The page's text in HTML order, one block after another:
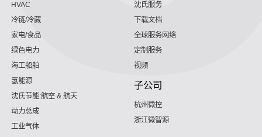
HVAC
冷链/冷藏
家电/食品
绿色电力
海工船舶
氢能源
沈氏节能:航空 & 航天
动力总成
工业气体
沈氏服务
下载文档
全球服务网络
定制服务
视频
子公司
杭州微控
浙江微智源